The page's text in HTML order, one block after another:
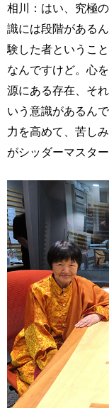
相川：はい、究極
識には段階がある
験した者というこ
なんですけど。心
源にある存在、そ
いう意識があるん
力を高めて、苦し
がシッダーマスタ